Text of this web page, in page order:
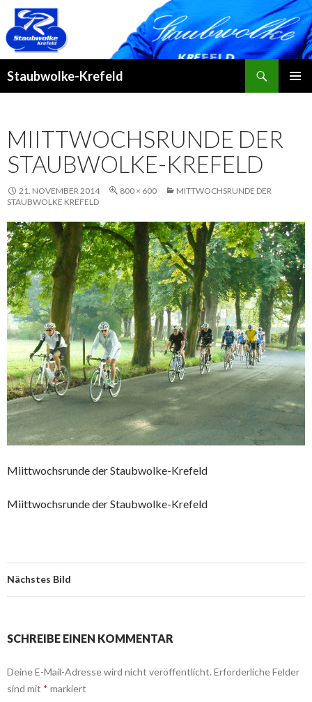
Staubwolke-Krefeld
MIITTWOCHSRUNDE DER
STAUBWOLKE-KREFELD
21. NOVEMBER 2014 800 × 600
MITTWOCHSRUNDE DER
STAUBWOLKE KREFELD
Miittwochsrunde der Staubwolke-Krefeld
Miittwochsrunde der Staubwolke-Krefeld
Nächstes Bild
SCHREIBE EINEN KOMMENTAR
Deine E-Mail-Adresse wird nicht veröffentlicht. Erforderliche Felder
sind mit * markiert